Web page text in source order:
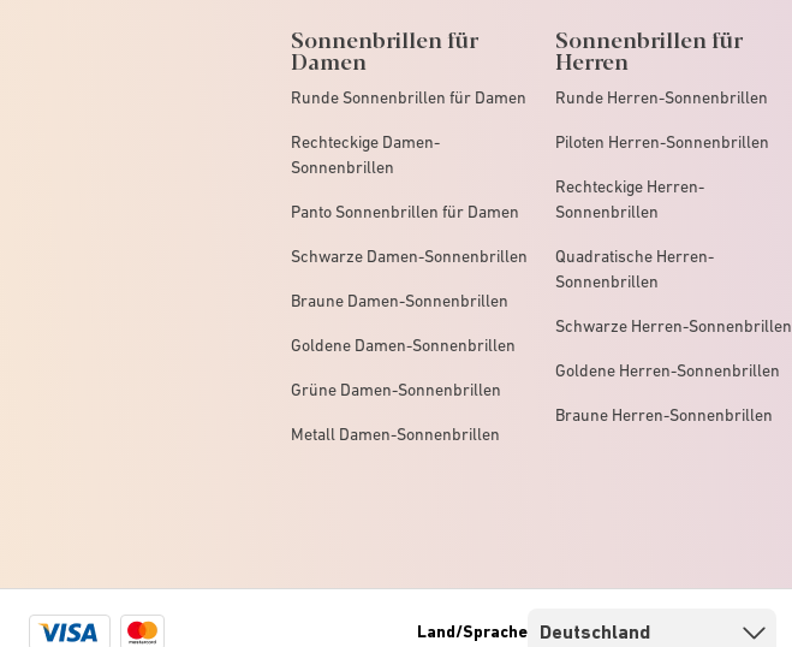
Sonnenbrillen für
Damen
Runde Sonnenbrillen für Damen
Rechteckige Damen-
Sonnenbrillen
Panto Sonnenbrillen für Damen
Schwarze Damen-Sonnenbrillen
Braune Damen-Sonnenbrillen
Goldene Damen-Sonnenbrillen
Grüne Damen-Sonnenbrillen
Metall Damen-Sonnenbrillen
Sonnenbrillen für
Herren
Runde Herren-Sonnenbrillen
Piloten Herren-Sonnenbrillen
Rechteckige Herren-
Sonnenbrillen
Quadratische Herren-
Sonnenbrillen
Schwarze Herren-Sonnenbrillen
Goldene Herren-Sonnenbrillen
Braune Herren-Sonnenbrillen
Visa
Mastercard
Land/Sprache